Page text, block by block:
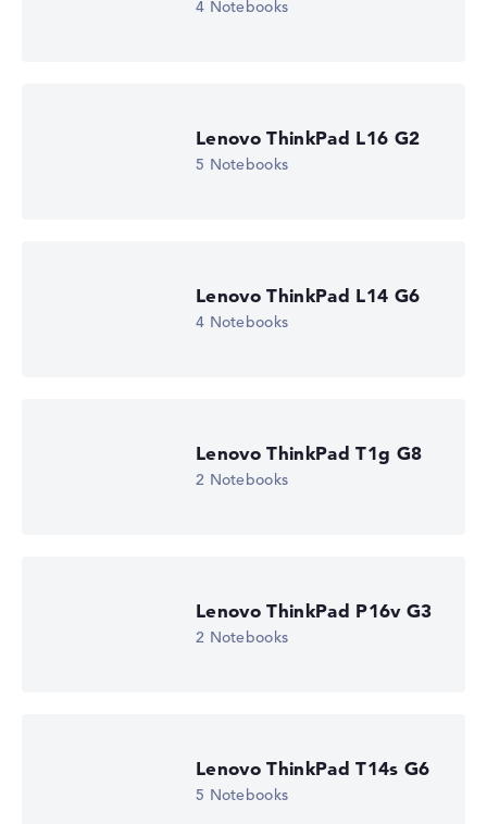
4 Notebooks
Lenovo ThinkPad L16 G2
5 Notebooks
Lenovo ThinkPad L14 G6
4 Notebooks
Lenovo ThinkPad T1g G8
2 Notebooks
Lenovo ThinkPad P16v G3
2 Notebooks
Lenovo ThinkPad T14s G6
5 Notebooks